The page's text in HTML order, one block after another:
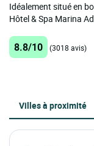
Idéalement situé en
Hôtel & Spa Marina
8.8/10 (3018 avis)
Villes à proximité